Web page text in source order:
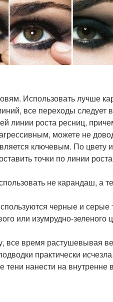
Использовать лучше
все переходы следует
линии роста ресниц,
можете не
ключевым. По цвету
точки по линии
не карандаш, а
черные и
или изумрудно-
все время растушевывая
практически
тени нанести на